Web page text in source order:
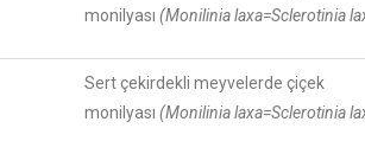
monilyası (Monilinia laxa=Sclerotinia
Sert çekirdekli meyvelerde çiçek
monilyası (Monilinia laxa=Sclerotinia